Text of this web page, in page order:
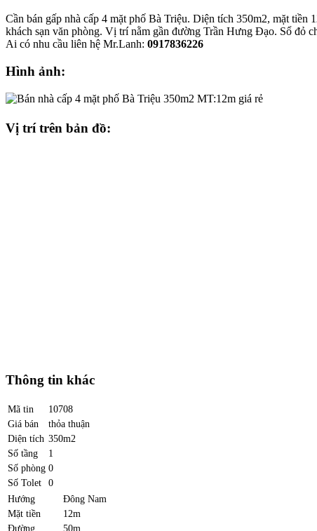
Cần bán gấp nhà cấp 4 mặt phố Bà Triệu. Diện tích 350m2, mặt
khách sạn văn phòng. Vị trí nằm gần đường Trần Hưng Đạo. Sổ đỏ
Ai có nhu cầu liên hệ Mr.Lanh: 0917836226
Hình ảnh:
Vị trí trên bản đồ:
Thông tin khác
Mã tin
10708
Giá bán
thỏa thuận
Diện tích 350m2
Số tầng
1
Số phòng 0
Số Tolet
0
Hướng
Đông Nam
Mặt tiền
12m
Đường
50m